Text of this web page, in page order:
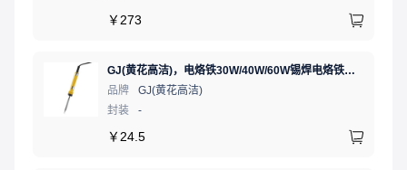
￥ 273
GJ(黄花高洁)，电烙铁30W/40W/60W锡焊电烙铁焊接工具电焊笔手机电子维修（内热35W），NO.435(35W)
品牌
GJ(黄花高洁)
封装
-
￥ 24.5